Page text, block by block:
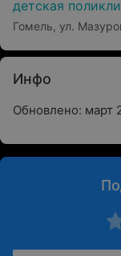
детская
Гомель, ул.
Инфо
Обновлено: март